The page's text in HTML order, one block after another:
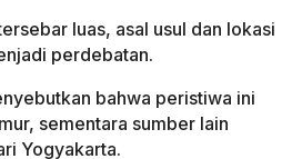
luas, asal usul dan lokasi
perdebatan.
bahwa peristiwa ini
sementara sumber lain
Yogyakarta.